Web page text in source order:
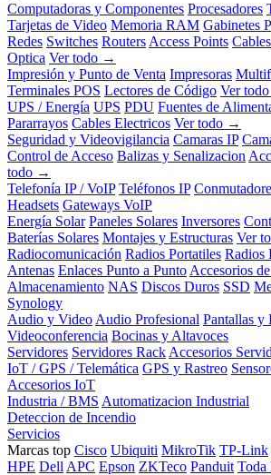
Computadoras y Componentes Procesadores
Tarjetas de Video Memoria RAM Gabinetes
Redes Switches Routers Access Points
Optica Ver todo →
Impresión y Punto de Venta Impresoras
Terminales POS Lectores de Código Ver
UPS / Energía UPS PDU Fuentes de
Pararrayos Cables Electricos Ver todo →
Seguridad y Videovigilancia Camaras IP
Control de Acceso Balizas y Senalizacion
todo →
Telefonía IP / VoIP Teléfonos IP
Headsets Gateways VoIP
Energía Solar Paneles Solares Inversores
Baterías Solares Montajes y Estructuras Ver
Radiocomunicación Radios Portatiles Radios
Antenas Enlaces Punto a Punto Accesorios
Almacenamiento NAS Discos Duros SSD
Synology
Audio y Video Audio Profesional Pantallas y
Videoconferencia Bocinas y Altavoces
Servidores Servidores Rack Accesorios
IoT / GPS / Telemática GPS y Rastreo
Accesorios IoT
Industria / BMS Automatizacion Industrial
Deteccion de Incendio
Servicios
Marcas top Cisco Ubiquiti MikroTik TP-Link
HPE Dell APC Epson ZKTeco Panduit Toda